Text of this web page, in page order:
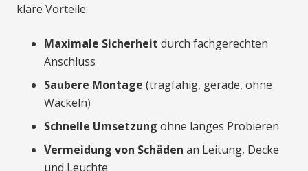
klare Vorteile:
Maximale Sicherheit durch fachgerechten
Anschluss
Saubere Montage (tragfähig, gerade, ohne
Wackeln)
Schnelle Umsetzung ohne langes Probieren
Vermeidung von Schäden an Leitung, Decke
und Leuchte